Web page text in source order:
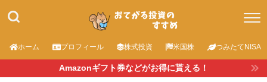
ホーム プロフィール 株式投資 米国株 つみたてNISA
Amazonギフト券などがお得に貰える！